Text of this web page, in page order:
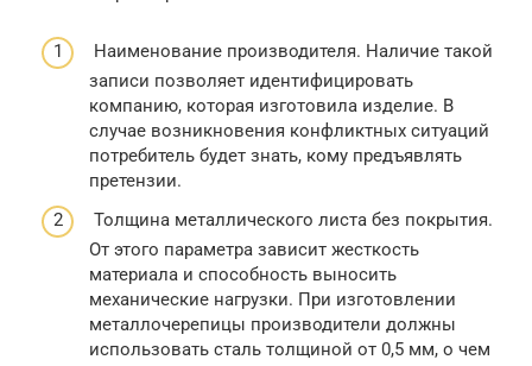
Наименование производителя. Наличие такой
записи позволяет идентифицировать
компанию, которая изготовила изделие. В
случае возникновения конфликтных ситуаций
потребитель будет знать, кому предъявлять
претензии.
Толщина металлического листа без покрытия.
От этого параметра зависит жесткость
материала и способность выносить
механические нагрузки. При изготовлении
металлочерепицы производители должны
использовать сталь толщиной от 0,5 мм, о чем